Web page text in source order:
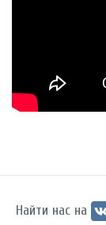
Найти нас на